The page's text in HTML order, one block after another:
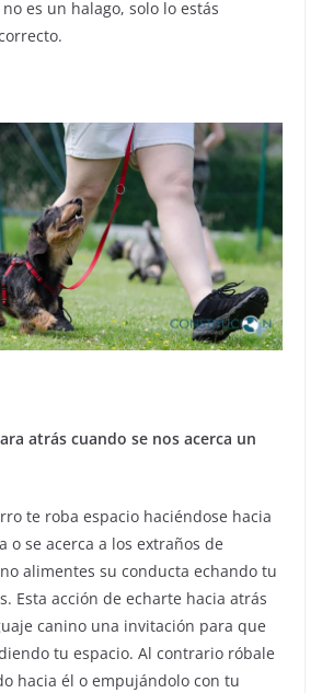
es un halago, solo lo estás
atrás cuando se nos acerca un
te roba espacio haciéndose hacia
o se acerca a los extraños de
alimentes su conducta echando tu
Esta acción de echarte hacia atrás
canino una invitación para que
tu espacio. Al contrario róbale
hacia él o empujándolo con tu